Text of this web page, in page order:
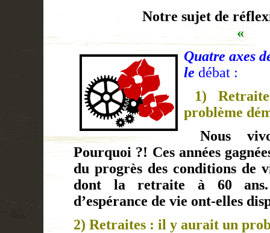
Notre sujet de
«
Quatre axes
le débat :
1)
problème
Nous
Pourquoi ?! Ces années
du progrès des conditions de
dont la retraite à 60 ans.
d’espérance de vie ont-elles
2) Retraites : il y aurait un